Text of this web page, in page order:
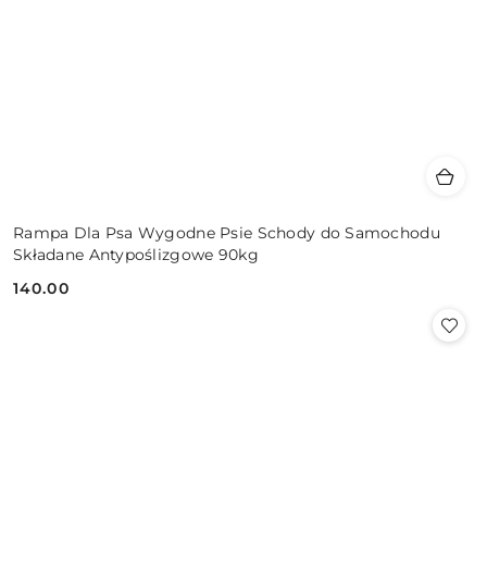
Rampa Dla Psa Wygodne Psie Schody do Samochodu
Składane Antypoślizgowe 90kg
Cena:
140.00